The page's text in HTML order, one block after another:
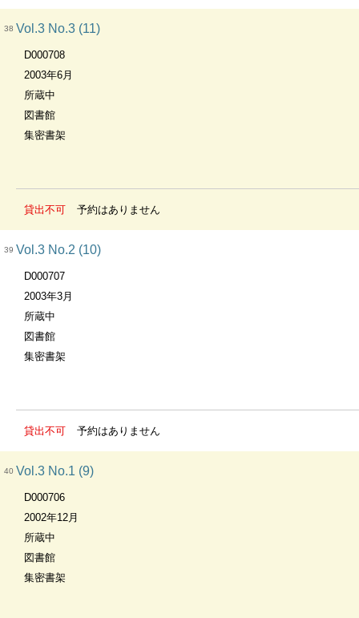
38 Vol.3 No.3 (11)
D000708
2003年6月
所蔵中
図書館
集密書架
貸出不可 予約はありません
39 Vol.3 No.2 (10)
D000707
2003年3月
所蔵中
図書館
集密書架
貸出不可 予約はありません
40 Vol.3 No.1 (9)
D000706
2002年12月
所蔵中
図書館
集密書架